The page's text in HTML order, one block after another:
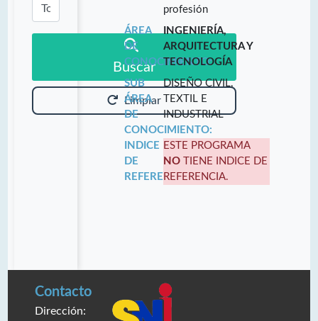
Buscar
Limpiar
profesión
ÁREA
DE
CONOCIMIENTO:
INGENIERÍA,
ARQUITECTURA Y
TECNOLOGÍA
SUB
ÁREA
DE
CONOCIMIENTO:
DISEÑO CIVIL,
TEXTIL E
INDUSTRIAL
INDICE
DE
REFERENCIA:
ESTE PROGRAMA
NO TIENE INDICE DE
REFERENCIA.
Contacto
Dirección: